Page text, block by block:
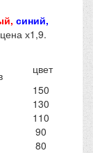
синий,
х1,9.
цвет
150
130
110
90
80